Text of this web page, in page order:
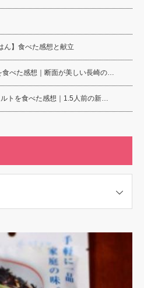
ん】食べた感想と献立
食べた感想｜断面が美しい長崎の…
トを食べた感想｜1.5人前の新…